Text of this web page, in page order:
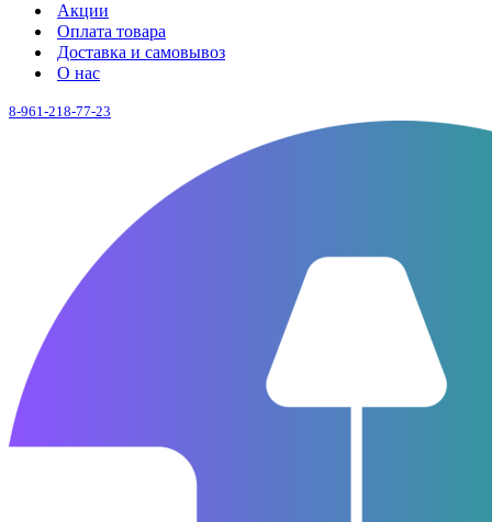
Акции
Оплата товара
Доставка и самовывоз
О нас
8-961-218-77-23